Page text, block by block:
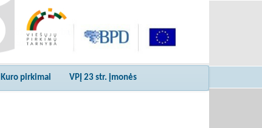
Kuro pirkimai VPĮ 23 str. įmonės